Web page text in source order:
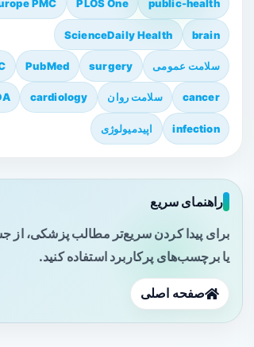
public-health
PLOS One
PMC
brain
ScienceDaily Health
سلامت عمومی surgery
PubMed
cancer سلامت روان cardiology
infection اپیدمیولوژی
راهنمای سریع
برای پیدا کردن سریع‌تر مطالب پزشکی، از
یا برچسب‌های پرکاربرد استفاده کنید.
صفحه اصلی